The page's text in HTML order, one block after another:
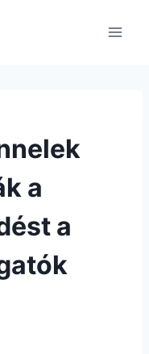
a
a